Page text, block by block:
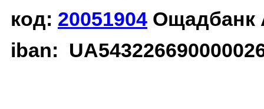
код: 20051904 Ощадбанк
iban: